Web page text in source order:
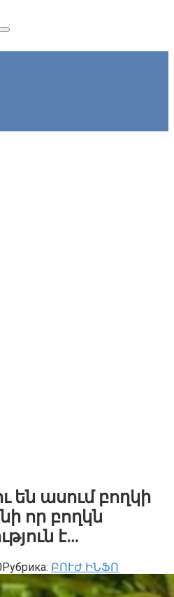
են ասում բողկի
որ բողկն
է…
Рубрика: ԲՈՒԺ ԻՆՖՈ